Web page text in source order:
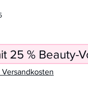
Reisen
Sonstiges
25 % Beauty-